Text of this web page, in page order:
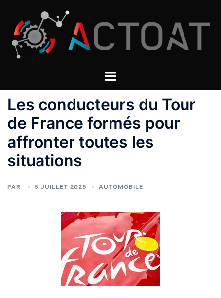
contenu
Les conducteurs du Tour
de France formés pour
affronter toutes les
situations
PAR 5 JUILLET 2025 AUTOMOBILE